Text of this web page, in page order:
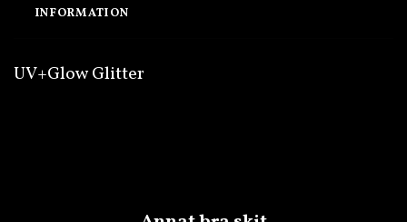
INFORMATION
UV+Glow Glitter